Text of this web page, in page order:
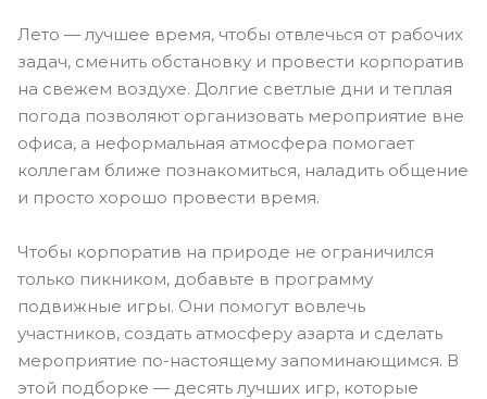
Лето — лучшее время, чтобы отвлечься от рабочих
задач, сменить обстановку и провести корпоратив
на свежем воздухе. Долгие светлые дни и теплая
погода позволяют организовать мероприятие вне
офиса, а неформальная атмосфера помогает
коллегам ближе познакомиться, наладить общение
и просто хорошо провести время.
Чтобы корпоратив на природе не ограничился
только пикником, добавьте в программу
подвижные игры. Они помогут вовлечь
участников, создать атмосферу азарта и сделать
мероприятие по-настоящему запоминающимся. В
этой подборке — десять лучших игр, которые